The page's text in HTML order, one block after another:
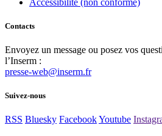
Contacts
Envoyez un message ou posez vos
l’Inserm :
presse-web@inserm.fr
Suivez-nous
RSS Bluesky FacebookYoutube